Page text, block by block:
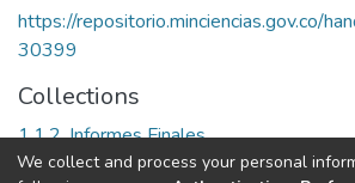
https://repositorio.minciencias.gov.co/
30399
Collections
1.1.2. Informes Finales
We collect and process your personal